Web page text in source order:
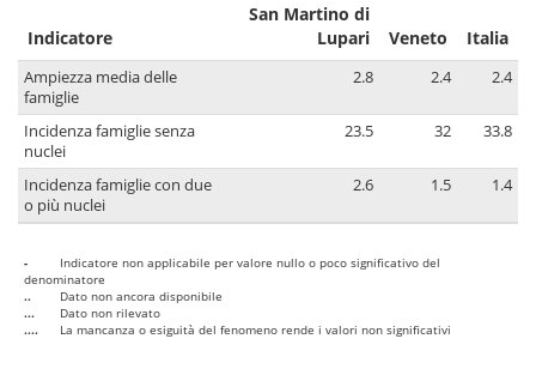
Indicatore
San Martino di
Lupari
Veneto Italia
Ampiezza media delle
famiglie
2.8 2.4 2.4
Incidenza famiglie senza
nuclei
23.5 32 33.8
Incidenza famiglie con due
o più nuclei
2.6 1.5 1.4
-
Indicatore non applicabile per valore nullo o poco significativo del
denominatore
..
Dato non ancora disponibile
...
Dato non rilevato
....
La mancanza o esiguità del fenomeno rende i valori non significativi